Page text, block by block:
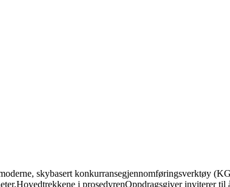
skybasert konkurransegjennomføringsverktøy
Hovedtrekkene i prosedyrenOppdragsgiver inviterer til